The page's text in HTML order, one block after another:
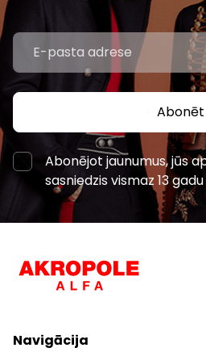
Abonēt
Abonējot jaunumus, jūs
sasniedzis vismaz 13
Navigācija